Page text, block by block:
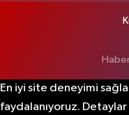
Haber
En iyi site deneyimi
faydalanıyoruz. Detaylar